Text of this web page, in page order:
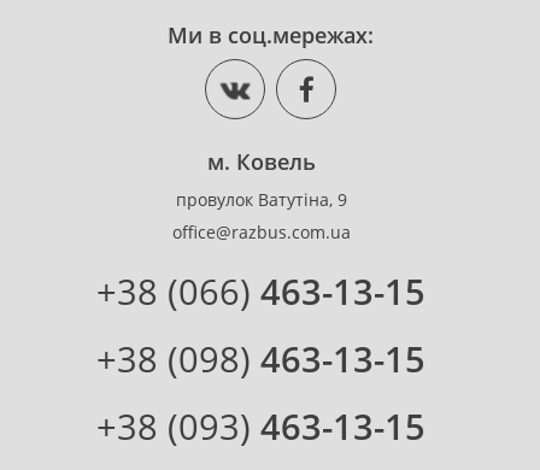
Ми в соц.мережах:
м. Ковель
провулок Ватутіна, 9
office@razbus.com.ua
+38 (066) 463-13-15
+38 (098) 463-13-15
+38 (093) 463-13-15